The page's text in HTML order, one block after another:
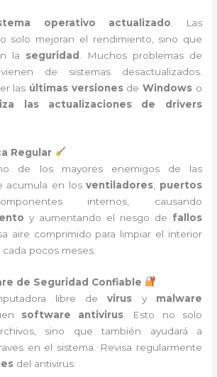
operativo actualizado . Las
solo mejoran el rendimiento, sino que
la seguridad
. Muchos problemas de
de sistemas desactualizados.
las últimas versionesdeWindows o
las actualizaciones de drivers
Regular
de los mayores enemigos de las
acumula en losventiladores
puertos
internos, causando
y aumentando el riesgo de fallos
aire comprimido para limpiar el interior
pocos meses.
de Seguridad Confiable
libre devirus y malware
software antivirus . Esto no solo
sino que también ayudará a
en el sistema. Revisa regularmente
del antivirus.